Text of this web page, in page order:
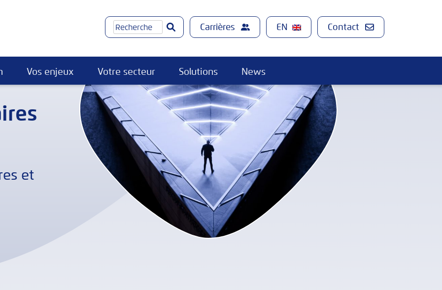
Rechercher Carrières Contact
Vos enjeux Votre secteur Solutions News
et